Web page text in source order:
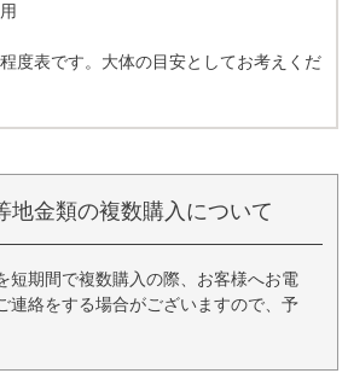
度表です。大体の目安としてお考えくだ
地金類の複数購入について
短期間で複数購入の際、お客様へお電
連絡をする場合がございますので、予